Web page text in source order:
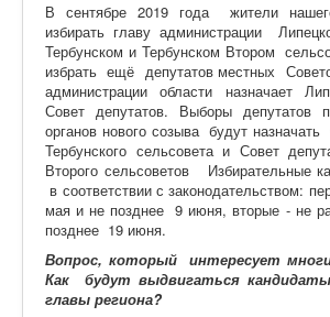
В сентябре 2019 года жители
избирать главу администрации
Тербунском и Тербунском Втором
избрать ещё депутатов местных
администрации области назначает
Совет депутатов. Выборы депутатов
органов нового созыва будут назначать
Тербунского сельсовета и Совет
Второго сельсоветов Избирательные
в соответствии с законодательством:
мая и не позднее 9 июня, вторые - не
позднее 19 июня.
Вопрос, который интересует
Как будут выдвигаться
главы региона?